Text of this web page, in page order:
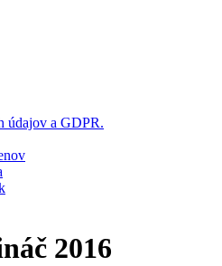
údajov a GDPR.
2016